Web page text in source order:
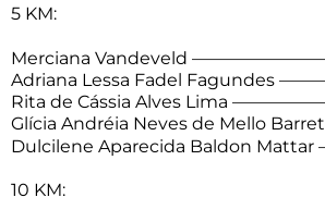
5 KM:
Merciana Vandeveld
Adriana Lessa Fadel Fagundes
Rita de Cássia Alves Lima
Glícia Andréia Neves de Mello
Dulcilene Aparecida Baldon
10 KM: